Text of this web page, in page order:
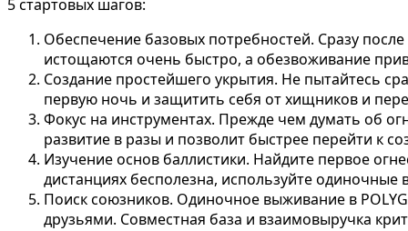
5 стартовых шагов:
Обеспечение базовых потребностей. Сразу
истощаются очень быстро, а обезвоживание
Создание простейшего укрытия. Не пытайтесь
первую ночь и защитить себя от хищников и
Фокус на инструментах. Прежде чем думать об
развитие в разы и позволит быстрее перейти к
Изучение основ баллистики. Найдите первое
дистанциях бесполезна, используйте одиночные
Поиск союзников. Одиночное выживание в
друзьями. Совместная база и взаимовыручка